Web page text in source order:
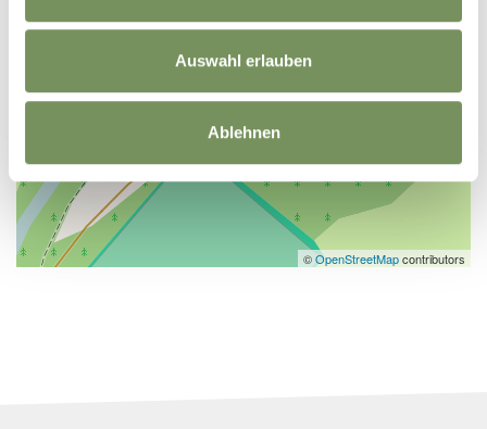
Auswahl erlauben
Ablehnen
©OpenStreetMapcontributors